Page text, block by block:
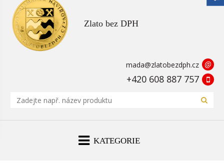
Zlato bez DPH
mada@zlatobezdph.cz @
+420 608 887 757
KATEGORIE